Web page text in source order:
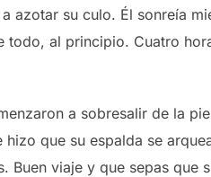
azotar su culo. Él sonreía
todo, al principio. Cuatro
a sobresalir de la
que su espalda se
Buen viaje y que sepas que